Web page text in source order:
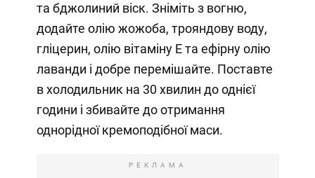
та бджолиний віск. Зніміть з вогню,
додайте олію жожоба, трояндову воду,
гліцерин, олію вітаміну Е та ефірну олію
лаванди і добре перемішайте. Поставте
в холодильник на 30 хвилин до однієї
години і збивайте до отримання
однорідної кремоподібної маси.
РЕКЛАМА